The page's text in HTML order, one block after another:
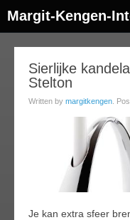
Margit-Kengen-
Sierlijke
Stelton
Written by margitkengen .
Je kan extra sfeer